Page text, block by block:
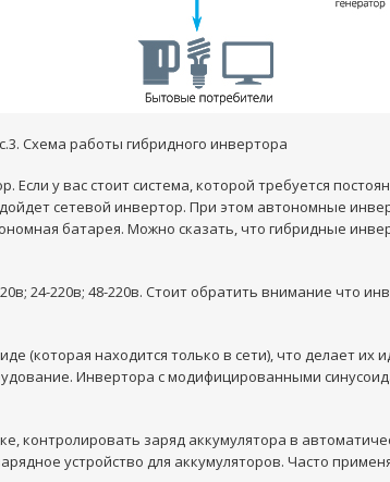
Схема работы гибридного инвертора
у вас стоит система, которой требуется
сетевой инвертор. При этом автономные
батарея. Можно сказать, что гибридные
24-220в; 48-220в. Стоит обратить внимание что
(которая находится только в сети), что делает
Инвертора с модифицированными
контролировать заряд аккумулятора в
устройство для аккумуляторов. Часто